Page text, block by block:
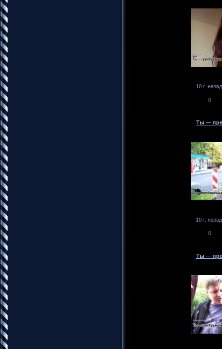
10 г. назад
0
Ты —
10 г. назад
0
Ты —